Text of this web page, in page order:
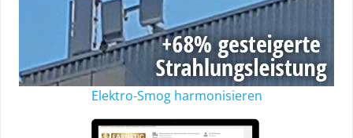
Elektro-Smog harmonisieren